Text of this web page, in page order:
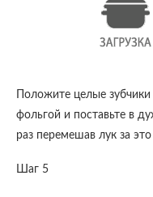
Положите целые
фольгой и поставьте в
раз перемешав лук за
Шаг 5